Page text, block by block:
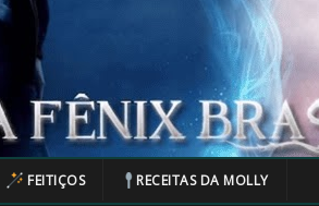
FEITIÇOS RECEITAS DA MOLLY